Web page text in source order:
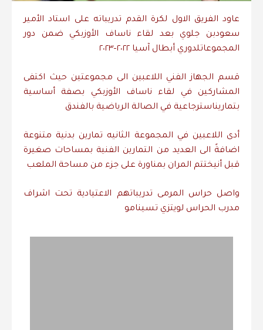
عاود الفريق الاول لكرة القدم تدريباته على استاد الأمير
سعودبن جلوي بعد لقاء ناساف الأوزبكي ضمن
دور
المجموعاتلدوري أبطال آسيا ٢٠٢٢–٢٠٢٣
قسم الجهاز الفني اللاعبين الى مجموعتين حيث اكتفى
المشاركين
في لقاء ناساف الأوزبكي بصفة
أساسية
بتماريناسترجاعية في الصالة الرياضية بالفندق
أدى اللاعبين في المجموعة الثانيه تمارين بدنية متنوعة
اضافةً الى العديد من التمارين الفنية بمساحات صغيرة
قبل أنيختتم المران بمناورة على جزء من مساحة الملعب
واصل حراس المرمى تدريباتهم الاعتيادية تحت
اشراف
مدرب الحراس لويتزي تسينامو